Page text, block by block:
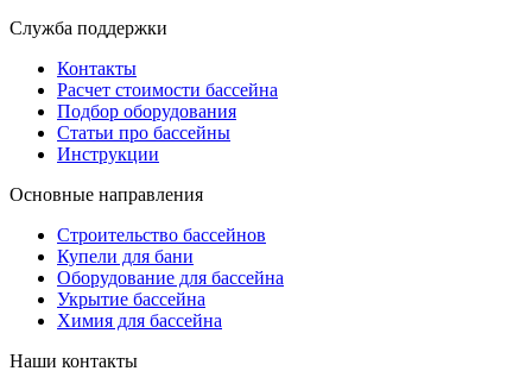
Служба поддержки
Контакты
Расчет стоимости бассейна
Подбор оборудования
Статьи про бассейны
Инструкции
Основные направления
Строительство бассейнов
Купели для бани
Оборудование для бассейна
Укрытие бассейна
Химия для бассейна
Наши контакты